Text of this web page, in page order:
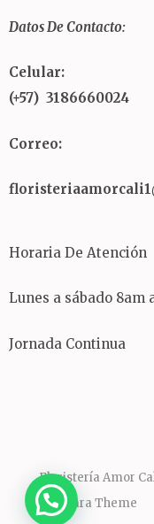
Datos De Contacto:
Celular:
(+57) 3186660024
Correo:
Horaria De Atención
Lunes a sábado 8am
Jornada Continua
Floristería Amor
Rara Theme